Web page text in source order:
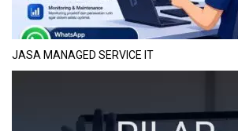
JASA MANAGED SERVICE IT